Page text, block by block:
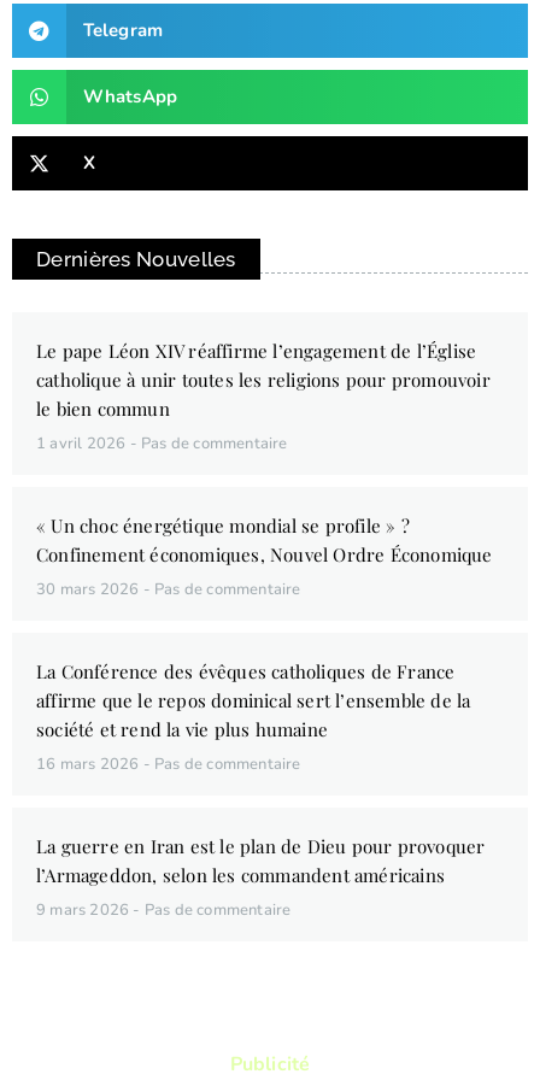
Telegram
WhatsApp
X
Dernières Nouvelles
Le pape Léon XIV réaffirme l’engagement de l’Église
catholique à unir toutes les religions pour promouvoir
le bien commun
1 avril 2026 Pas de commentaire
« Un choc énergétique mondial se profile » ?
Confinement économiques, Nouvel Ordre Économique
30 mars 2026 Pas de commentaire
La Conférence des évêques catholiques de France
affirme que le repos dominical sert l’ensemble de la
société et rend la vie plus humaine
16 mars 2026 Pas de commentaire
La guerre en Iran est le plan de Dieu pour provoquer
l’Armageddon, selon les commandent américains
9 mars 2026 Pas de commentaire
Publicité